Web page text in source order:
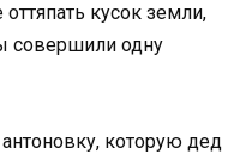
кусок земли,
совершили одну
которую дед